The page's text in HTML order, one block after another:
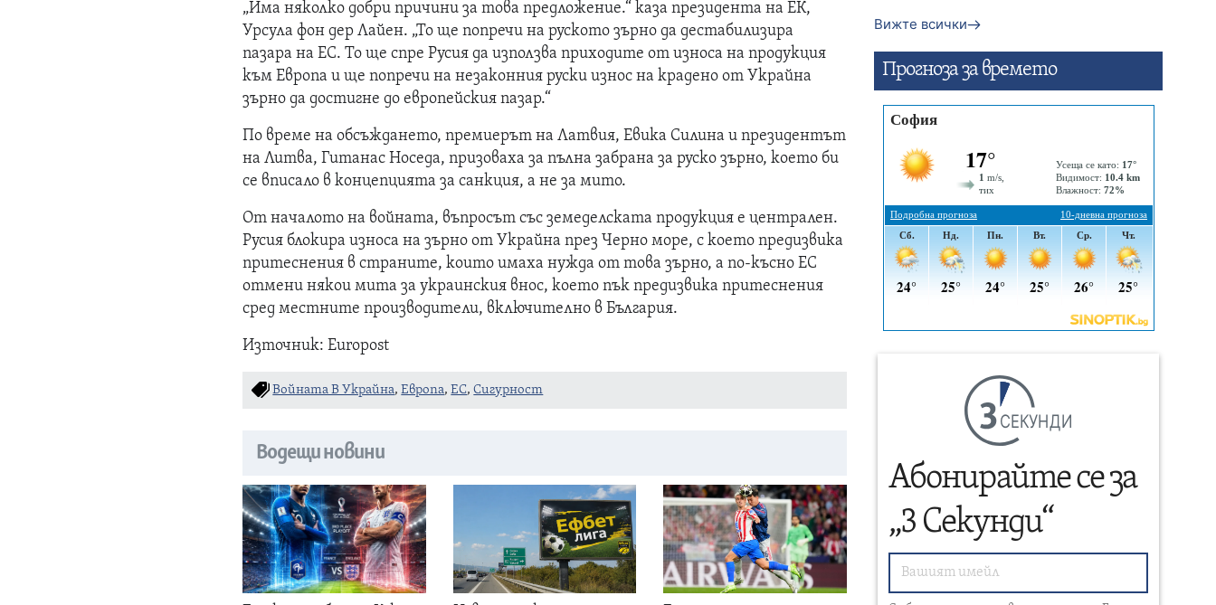
„Има няколко добри причини за това предложение.“ каза президента на ЕК,
Урсула фон дер Лайен. „То ще попречи на руското зърно да дестабилизира
пазара на ЕС. То ще спре Русия да използва приходите от износа на продукция
към Европа и ще попречи на незаконния руски износ на крадено от Украйна
зърно да достигне до европейския пазар.“
По време на обсъждането, премиерът на Латвия, Евика Силина и президентът
на Литва, Гитанас Носеда, призоваха за пълна забрана за руско зърно, което би
се вписало в концепцията за санкция, а не за мито.
От началото на войната, въпросът със земеделската продукция е централен.
Русия блокира износа на зърно от Украйна през Черно море, с което предизвика
притеснения в страните, които имаха нужда от това зърно, а по-късно ЕС
отмени някои мита за украинския внос, което пък предизвика притеснения
сред местните производители, включително в България.
Източник: Europost
Войната В Украйна,Европа,ЕС,Сигурност
Водещи новини
Вижте всички
Прогнозa за времето
СЕКУНДИ
Абонирайте се за
„3 Секунди“